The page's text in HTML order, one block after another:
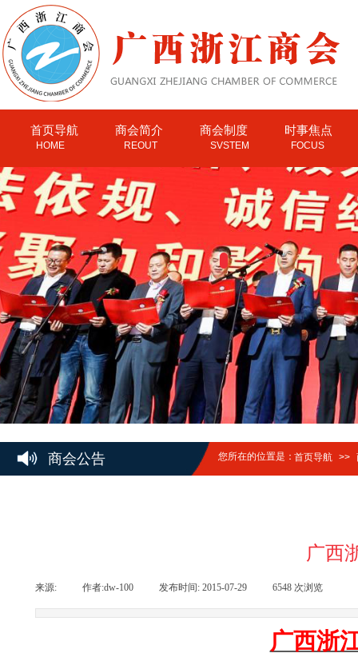
首页导航 商会简介 商会制度 时事焦点
HOME REOUT SVSTEM FOCUS
商会公告 您所在的位置是：首页导航 >>
广西
来源: 作者:dw-100 发布时间: 2015-07-29 6548 次浏览
广西浙